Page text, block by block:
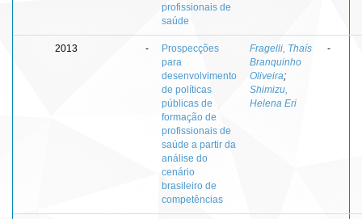
profissionais de
saúde
2013 -
Prospecções
para
desenvolvimento
de políticas
públicas de
formação de
profissionais de
saúde a partir da
análise do
cenário
brasileiro de
competências
Fragelli, Thaís
Branquinho
Oliveira;
Shimizu,
Helena Eri
-